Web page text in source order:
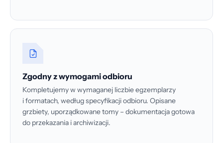
Zgodny z wymogami odbioru
Kompletujemy w wymaganej liczbie egzemplarzy
i formatach, według specyfikacji odbioru. Opisane
grzbiety, uporządkowane tomy – dokumentacja gotowa
do przekazania i archiwizacji.